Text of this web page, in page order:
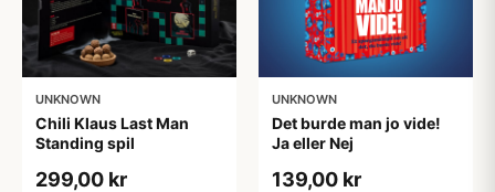
UNKNOWN
Chili Klaus Last Man
Standing spil
299,00 kr
UNKNOWN
Det burde man jo vide!
Ja eller Nej
139,00 kr